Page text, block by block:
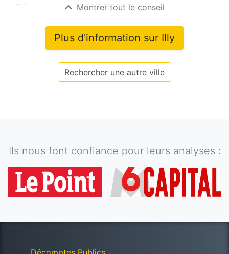
Début du mandat14/2/2026
Montrer tout le conseil
Plus d'information sur Illy
Rechercher une autre ville
Ils nous font confiance pour leurs analyses :